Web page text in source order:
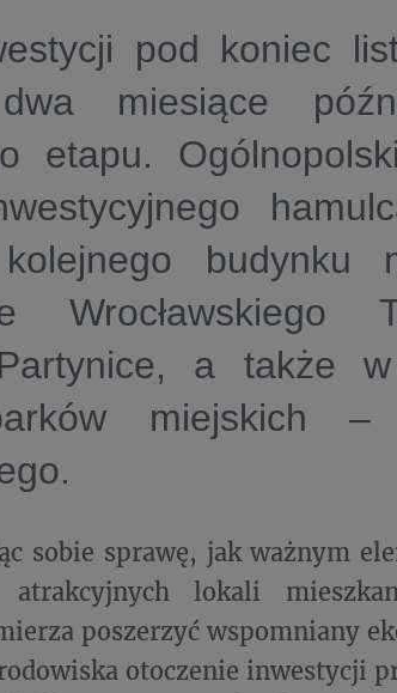
pod koniec
miesiące
etapu.
budynku
Wrocławskiego
a także
miejskich –
sobie sprawę, jak ważnym
atrakcyjnych lokali
poszerzyć wspomniany
otoczenie inwestycji